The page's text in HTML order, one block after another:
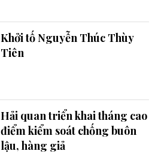
Khởi tố Nguyễn Thúc Thùy
Tiên
Hải quan triển khai tháng cao
điểm kiểm soát chống buôn
lậu, hàng giả